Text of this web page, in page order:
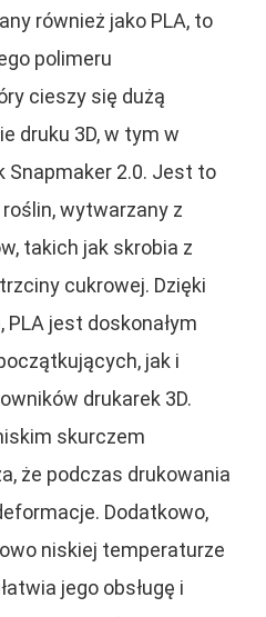
również jako PLA, to
polimeru
cieszy się dużą
druku 3D, w tym w
Snapmaker 2.0. Jest to
wytwarzany z
takich jak skrobia z
cukrowej. Dzięki
jest doskonałym
jak i
drukarek 3D.
skurczem
że podczas drukowania
Dodatkowo,
niskiej temperaturze
jego obsługę i